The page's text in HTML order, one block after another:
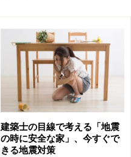
新の内容をご確認くださ
次のページへ
建築士の目線で考える「地震
の時に安全な家」、今すぐで
きる地震対策